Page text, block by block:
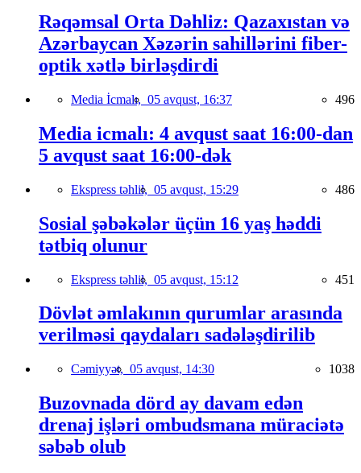
Rəqəmsal Orta Dəhliz: Qazaxıstan və
Azərbaycan Xəzərin sahillərini fiber-
optik xətlə birləşdirdi
Media İcmalı, 05 avqust, 16:37 496
Media icmalı: 4 avqust saat 16:00-dan
5 avqust saat 16:00-dək
Ekspress təhlil, 05 avqust, 15:29 486
Sosial şəbəkələr üçün 16 yaş həddi
tətbiq olunur
Ekspress təhlil, 05 avqust, 15:12 451
Dövlət əmlakının qurumlar arasında
verilməsi qaydaları sadələşdirilib
Cəmiyyət, 05 avqust, 14:30 1038
Buzovnada dörd ay davam edən
drenaj işləri ombudsmana müraciətə
səbəb olub